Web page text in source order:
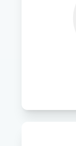
निर्बाध
करने के